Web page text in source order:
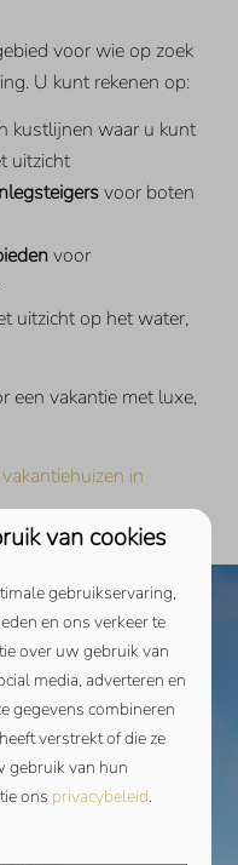
voor wie op zoek
U kunt rekenen op:
kustlijnen waar u kunt
uitzicht
voor boten
voor
uitzicht op het water,
een vakantie met luxe,
in
van cookies
gebruikservaring,
en ons verkeer te
over uw gebruik van
media, adverteren en
gegevens combineren
verstrekt of die ze
gebruik van hun
ons privacybeleid.